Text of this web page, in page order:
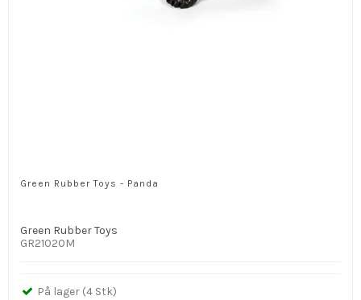
Green Rubber Toys - Panda
Green Rubber Toys
GR21020M
På lager (4 Stk)